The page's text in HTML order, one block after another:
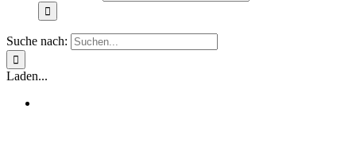
Suche nach:
Laden...